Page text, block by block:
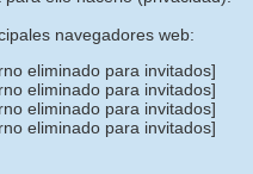
navegadores web:
eliminado para invitados]
eliminado para invitados]
eliminado para invitados]
eliminado para invitados]